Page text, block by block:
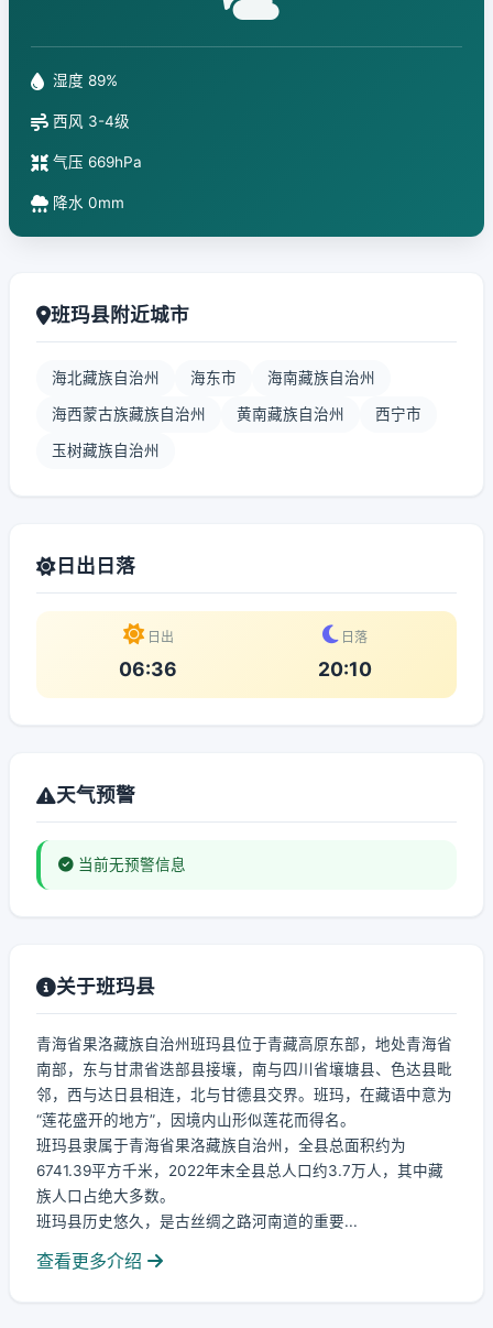
湿度 89%
西风 3-4级
气压 669hPa
降水 0mm
班玛县附近城市
海北藏族自治州 海东市 海南藏族自治州
海西蒙古族藏族自治州 黄南藏族自治州 西宁市
玉树藏族自治州
日出日落
日出
06:36
日落
20:10
天气预警
当前无预警信息
关于班玛县
青海省果洛藏族自治州班玛县位于青藏高原东部，地处青海省
南部，东与甘肃省迭部县接壤，南与四川省壤塘县、色达县毗
邻，西与达日县相连，北与甘德县交界。班玛，在藏语中意为
“莲花盛开的地方”，因境内山形似莲花而得名。
班玛县隶属于青海省果洛藏族自治州，全县总面积约为
6741.39平方千米，2022年末全县总人口约3.7万人，其中藏
族人口占绝大多数。
班玛县历史悠久，是古丝绸之路河南道的重要...
查看更多介绍